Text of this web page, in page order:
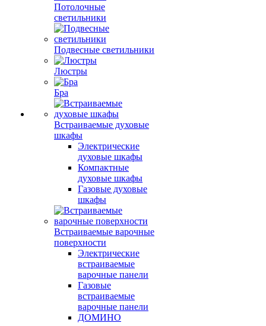
Потолочные
светильники
Подвесные светильники
Люстры
Бра
Встраиваемые духовые
шкафы
Электрические
духовые шкафы
Компактные
духовые шкафы
Газовые духовые
шкафы
Встраиваемые варочные
поверхности
Электрические
встраиваемые
варочные панели
Газовые
встраиваемые
варочные панели
ДОМИНО